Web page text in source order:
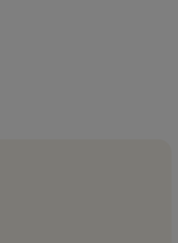
à proximité